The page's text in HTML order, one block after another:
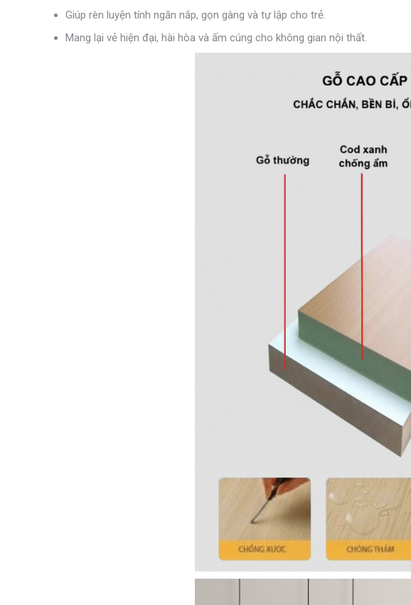
Giúp rèn luyện tính ngăn nắp, gọn gàng và tự lập cho trẻ.
Mang lại vẻ hiện đại, hài hòa và ấm cúng cho không gian nội thất.